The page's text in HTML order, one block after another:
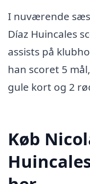
I nuværende
Díaz Huincales
assists på
han scoret 5
gule kort og 2
Køb